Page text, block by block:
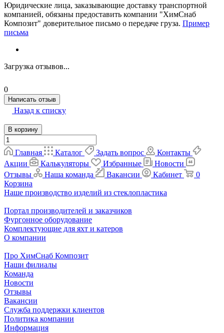
Юридические лица, заказывающие доставку транспортной
компанией, обязаны предоставить компании "ХимСнаб
Композит" доверительное письмо о передаче груза. Пример
письма
Загрузка отзывов...
0
Написать отзыв
Назад к списку
В корзину
Главная Каталог Задать вопрос
Контакты
Акции
Калькуляторы Избранные
Новости
Отзывы
Наша команда Вакансии Кабинет
0
Корзина
Наше производство изделий из стеклопластика
Портал производителей и заказчиков
Фургонное оборудование
Комплектующие для яхт и катеров
О компании
Про ХимСнаб Композит
Наши филиалы
Команда
Новости
Отзывы
Вакансии
Служба поддержки клиентов
Политика компании
Информация